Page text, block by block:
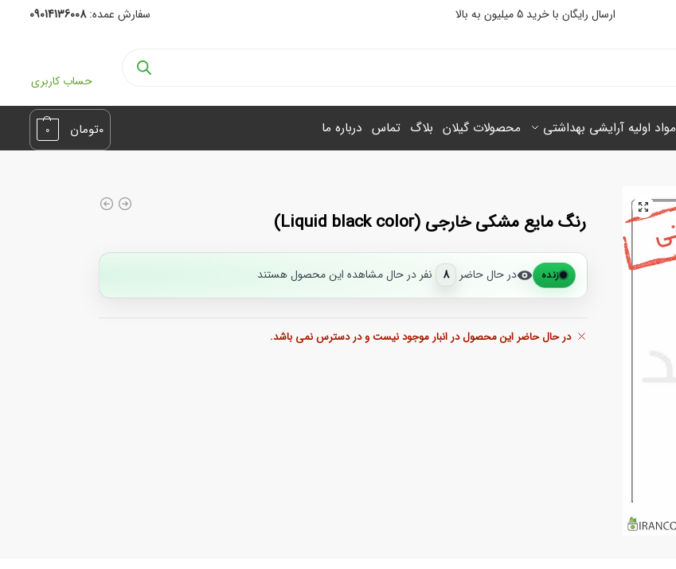
ارسال رایگان با خرید 5 میلیون‌ به بالا سفارش عمده:09014136008
حساب کاربری
مواد اولیه آرایشی بهداشتی محصولات گیلان بلاگ تماس درباره ما 0تومان 0
رنگ مایع مشکی خارجی (Liquid black color)
زنده در حال حاضر 8 نفر در حال مشاهده این محصول هستند
در حال حاضر این محصول در انبار موجود نیست و در دسترس نمی باشد.